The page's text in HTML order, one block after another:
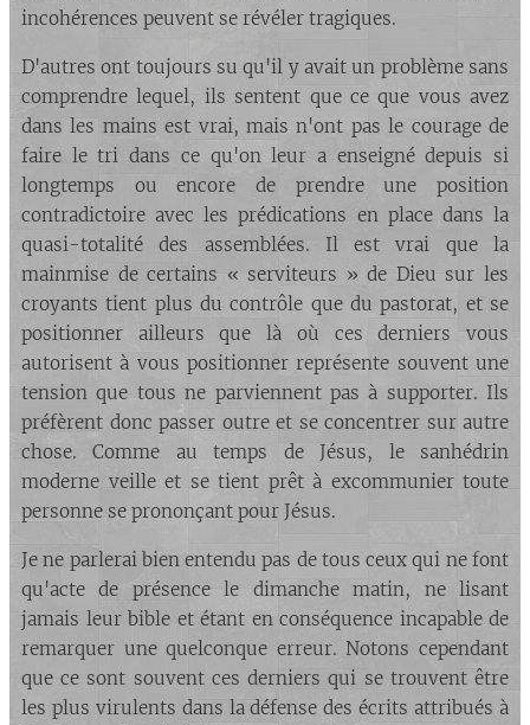
incohérences peuvent se révéler tragiques.
D'autres ont toujours su qu'il y avait un problème sans
comprendre lequel, ils sentent que ce que vous avez
dans les mains est vrai, mais n'ont pas le courage de
faire le tri dans ce qu'on leur a enseigné depuis si
longtemps ou encore de prendre une position
contradictoire avec les prédications en place dans la
quasi-totalité des assemblées. Il est vrai que la
mainmise de certains « serviteurs » de Dieu sur les
croyants tient plus du contrôle que du pastorat, et se
positionner ailleurs que là où ces derniers vous
autorisent à vous positionner représente souvent une
tension que tous ne parviennent pas à supporter. Ils
préfèrent donc passer outre et se concentrer sur autre
chose. Comme au temps de Jésus, le sanhédrin
moderne veille et se tient prêt à excommunier toute
personne se prononçant pour Jésus.
Je ne parlerai bien entendu pas de tous ceux qui ne font
qu'acte de présence le dimanche matin, ne lisant
jamais leur bible et étant en conséquence incapable de
remarquer une quelconque erreur. Notons cependant
que ce sont souvent ces derniers qui se trouvent être
les plus virulents dans la défense des écrits attribués à